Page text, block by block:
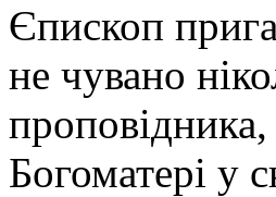
Єпископ
не чувано
Богоматері у